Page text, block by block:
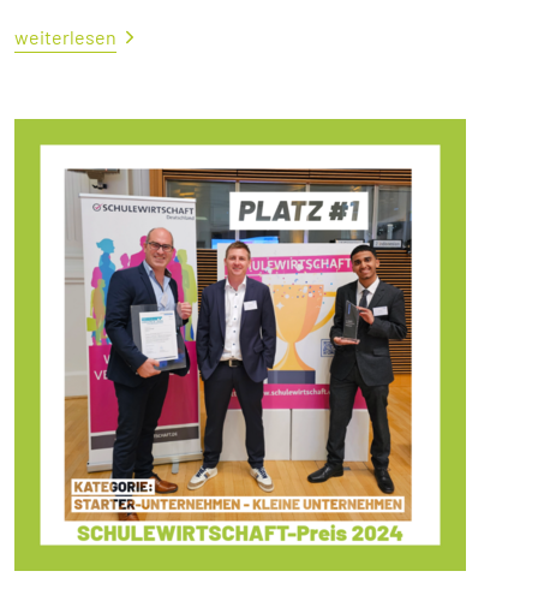
weiterlesen